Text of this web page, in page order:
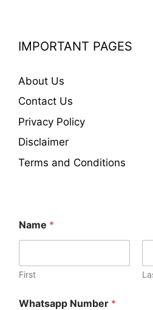
IMPORTANT PAGES
About Us
Contact Us
Privacy Policy
Disclaimer
Terms and Conditions
Name *
First
Whatsapp Number *